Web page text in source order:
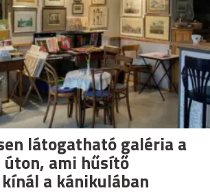
látogatható galéria a
úton, ami hűsítő
a kánikulában